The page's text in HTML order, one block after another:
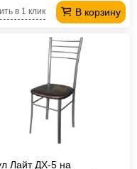
В корзину
в 1 клик
Лайт ДХ-5 на